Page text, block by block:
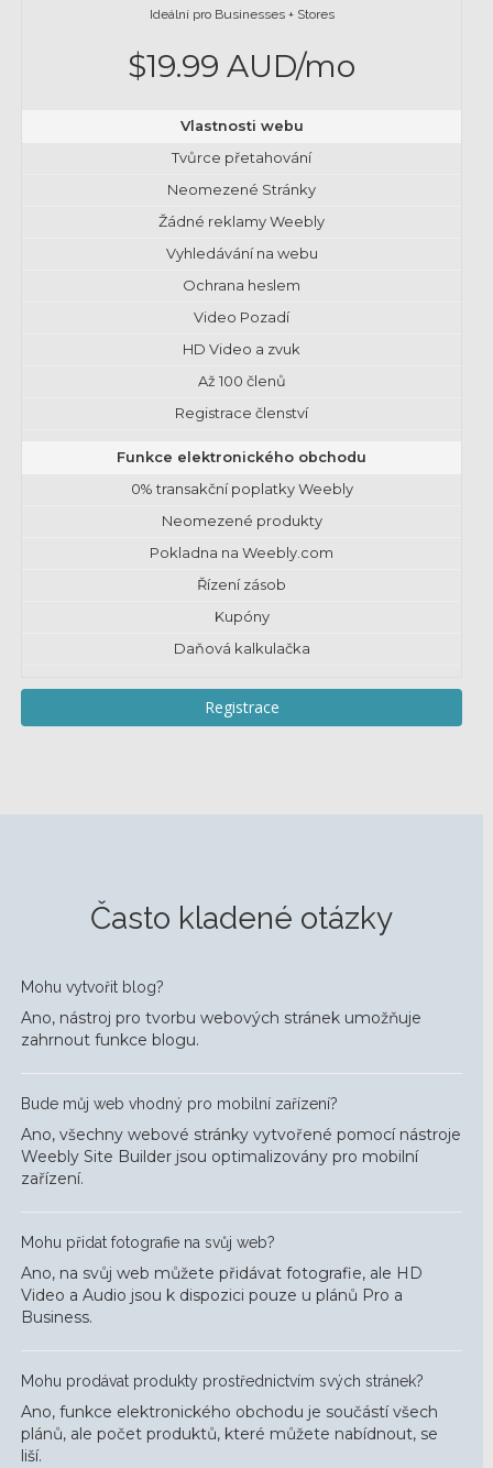
Ideální pro Businesses + Stores
$19.99 AUD/mo
Vlastnosti webu
Tvůrce přetahování
Neomezené Stránky
Žádné reklamy Weebly
Vyhledávání na webu
Ochrana heslem
Video Pozadí
HD Video a zvuk
Až 100 členů
Registrace členství
Funkce elektronického obchodu
0% transakční poplatky Weebly
Neomezené produkty
Pokladna na Weebly.com
Řízení zásob
Kupóny
Daňová kalkulačka
Registrace
Často kladené otázky
Mohu vytvořit blog?
Ano, nástroj pro tvorbu webových stránek umožňuje
zahrnout funkce blogu.
Bude můj web vhodný pro mobilní zařízení?
Ano, všechny webové stránky vytvořené pomocí nástroje
Weebly Site Builder jsou optimalizovány pro mobilní
zařízení.
Mohu přidat fotografie na svůj web?
Ano, na svůj web můžete přidávat fotografie, ale HD
Video a Audio jsou k dispozici pouze u plánů Pro a
Business.
Mohu prodávat produkty prostřednictvím svých stránek?
Ano, funkce elektronického obchodu je součástí všech
plánů, ale počet produktů, které můžete nabídnout, se
liší.